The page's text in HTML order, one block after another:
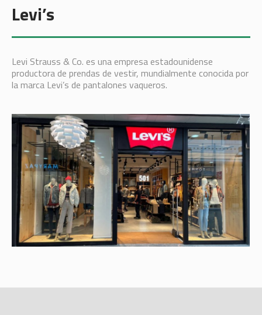
Levi’s
Levi Strauss & Co. es una empresa estadounidense
productora de prendas de vestir, mundialmente conocida por
la marca Levi’s de pantalones vaqueros.